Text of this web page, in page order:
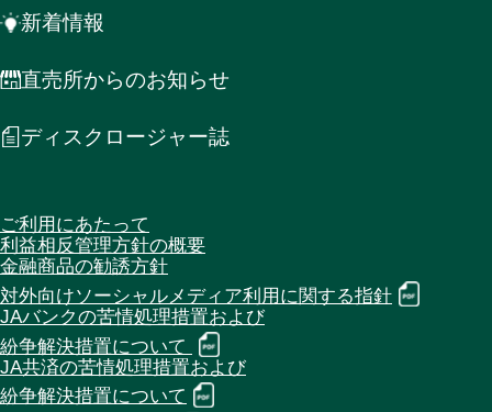
新着情報
直売所からのお知らせ
ディスクロージャー誌
ご利用にあたって
利益相反管理方針の概要
金融商品の勧誘方針
対外向けソーシャルメディア利用に関する指針
JAバンクの苦情処理措置および
紛争解決措置について
JA共済の苦情処理措置および
紛争解決措置について